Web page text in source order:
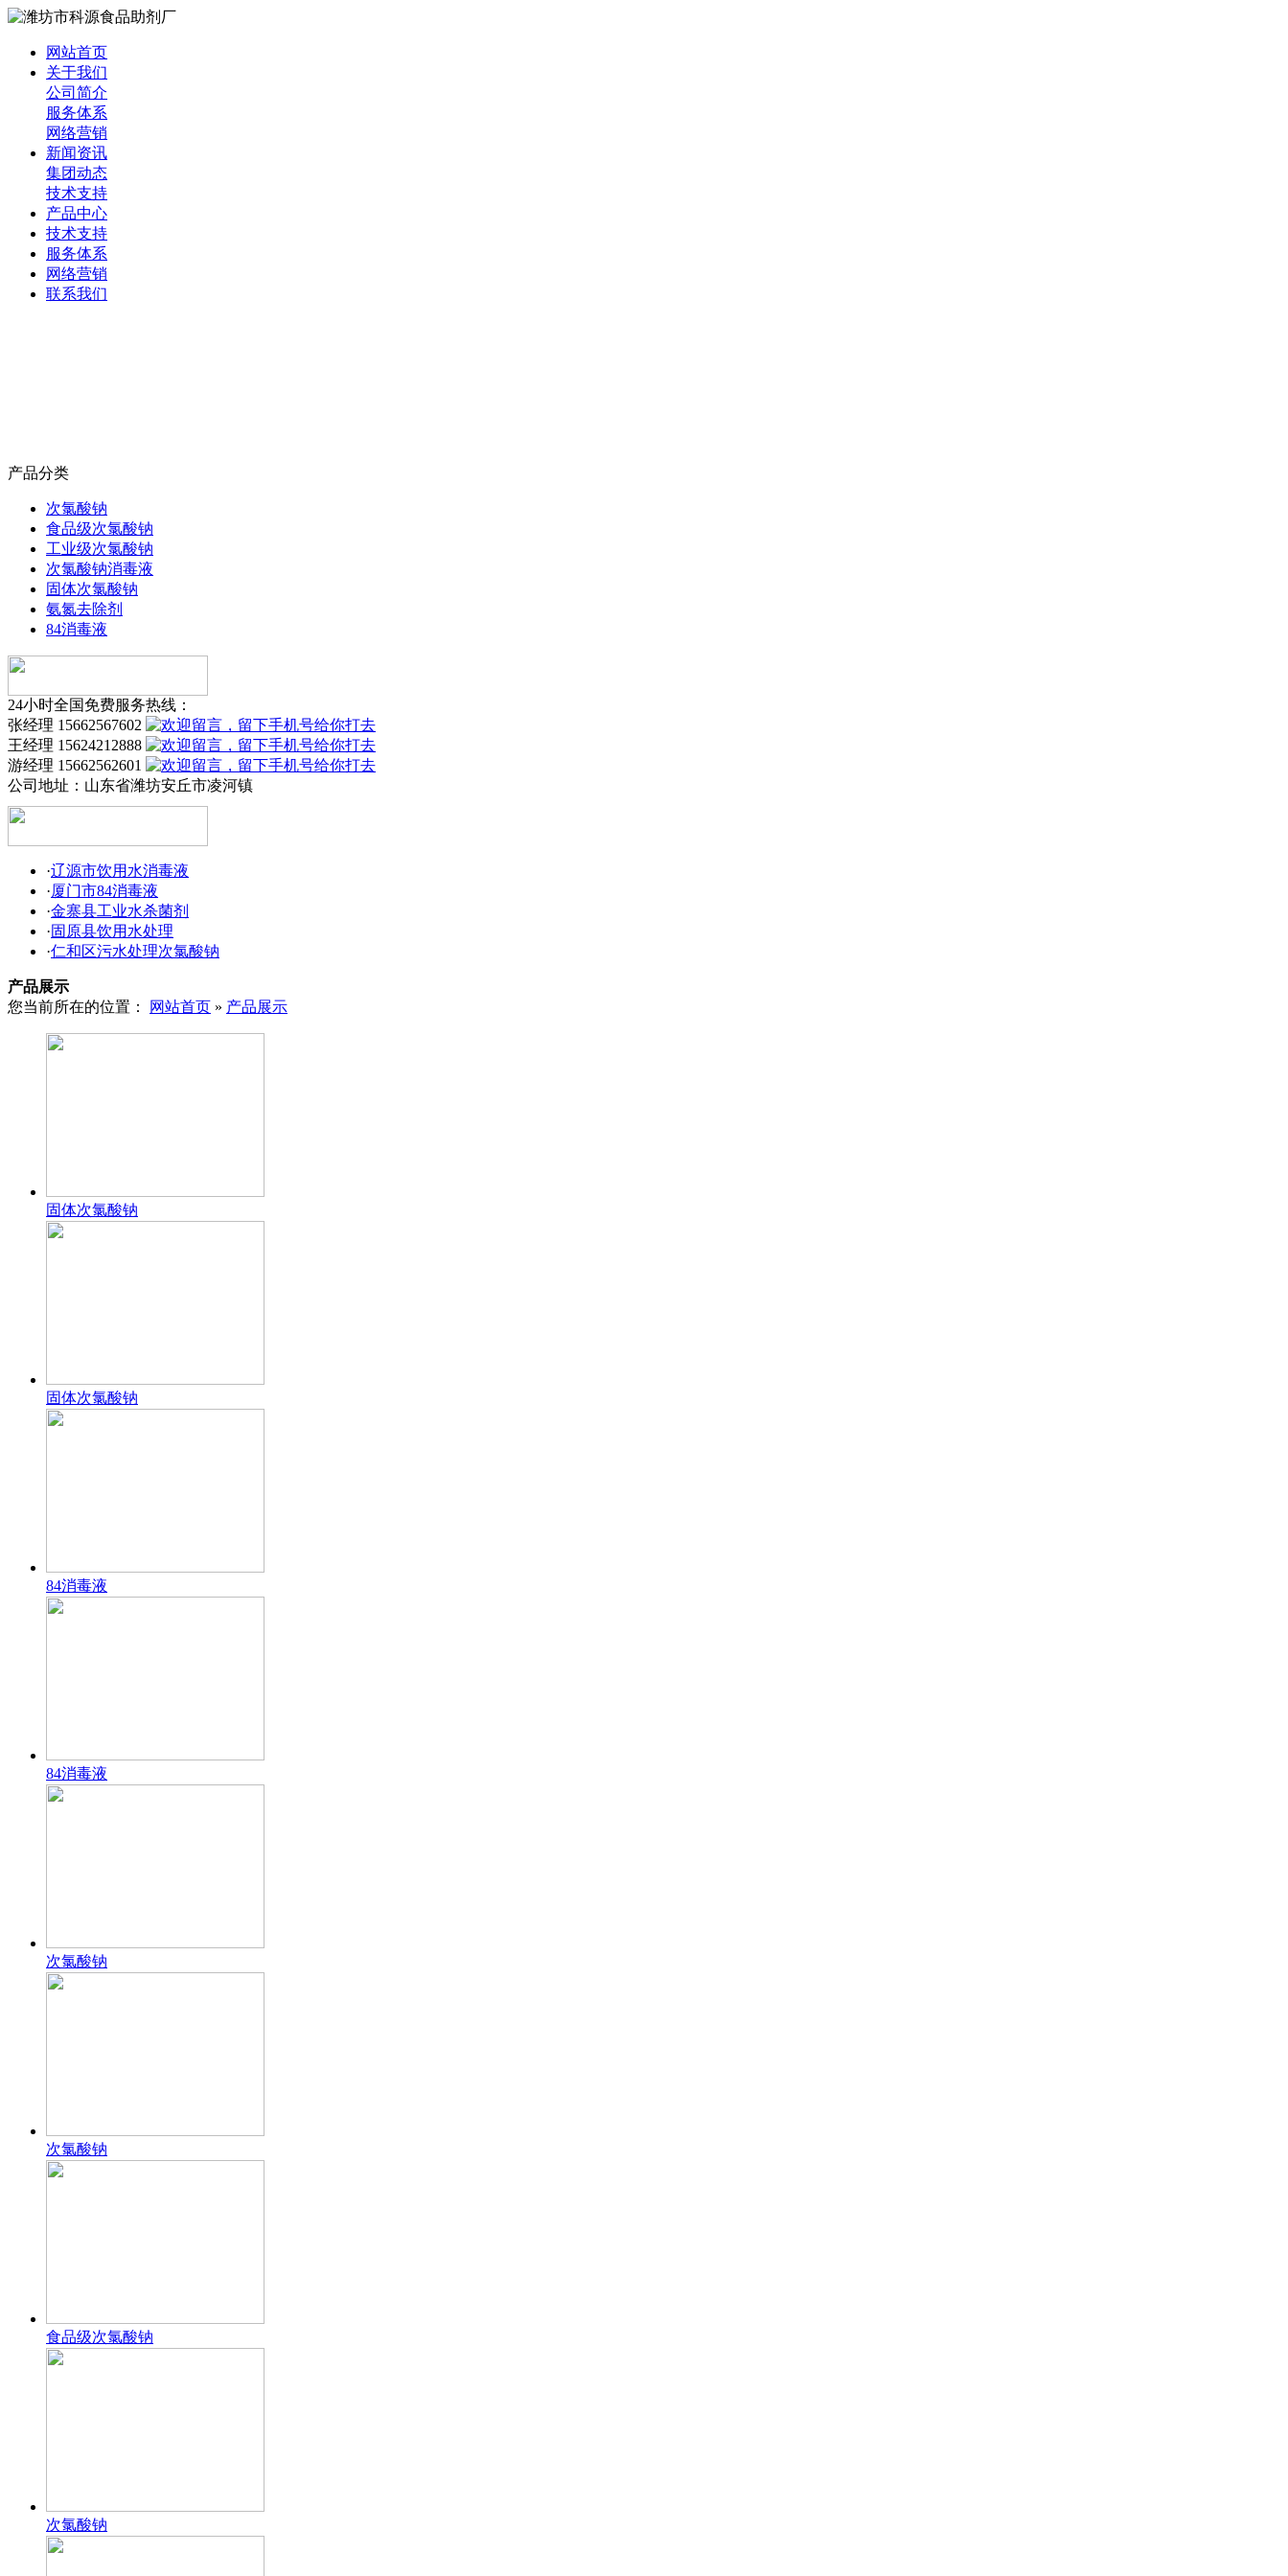
网站首页
关于我们
公司简介
服务体系
网络营销
新闻资讯
集团动态
技术支持
产品中心
技术支持
服务体系
网络营销
联系我们
产品分类
次氯酸钠
食品级次氯酸钠
工业级次氯酸钠
次氯酸钠消毒液
固体次氯酸钠
氨氮去除剂
84消毒液
24小时全国免费服务热线：
张经理 15662567602
王经理 15624212888
游经理 15662562601
公司地址： 山东省潍坊安丘市凌河镇
·辽源市饮用水消毒液
·厦门市84消毒液
·金寨县工业水杀菌剂
·固原县饮用水处理
·仁和区污水处理次氯酸钠
产品展示
您当前所在的位置：
网站首页 » 产品展示
固体次氯酸钠
固体次氯酸钠
84消毒液
84消毒液
次氯酸钠
次氯酸钠
食品级次氯酸钠
次氯酸钠